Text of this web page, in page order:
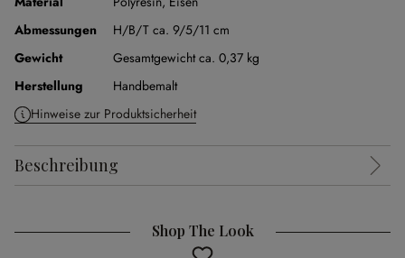
Abmessungen
H/B/T ca. 9/5/11 cm
Gewicht
Gesamtgewicht ca. 0,37 kg
Herstellung
Handbemalt
Hinweise zur Produktsicherheit
Beschreibung
Shop The Look